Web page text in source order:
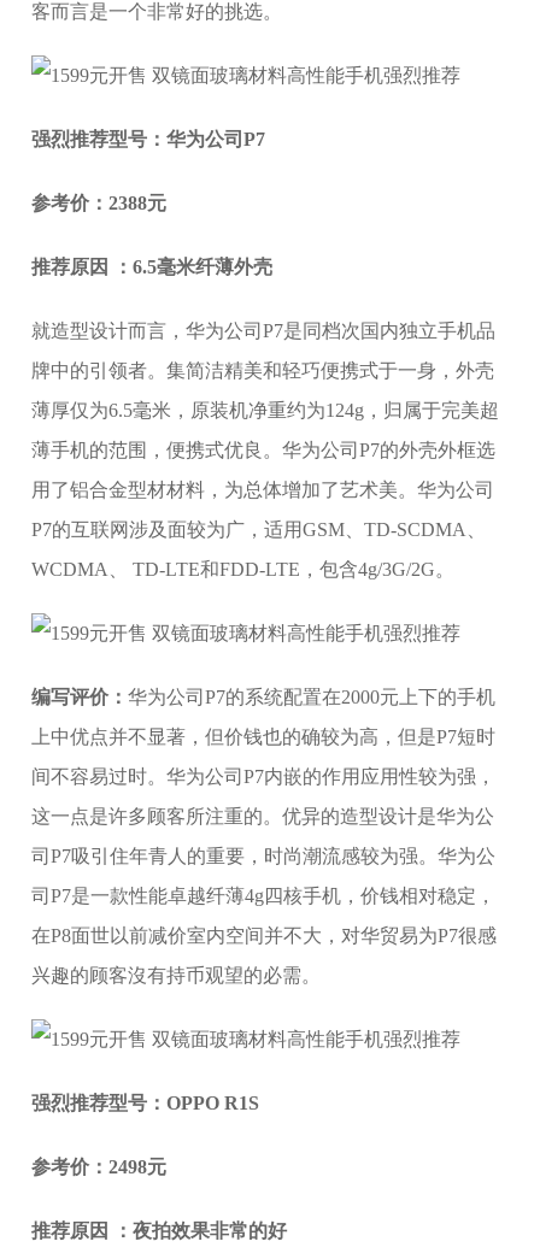
客而言是一个非常好的挑选。
强烈推荐型号：华为公司P7
参考价：2388元
推荐原因 ：6.5毫米纤薄外壳
就造型设计而言，华为公司P7是同档次国内独立手机品
牌中的引领者。集简洁精美和轻巧便携式于一身，外壳
薄厚仅为6.5毫米，原装机净重约为124g，归属于完美超
薄手机的范围，便携式优良。华为公司P7的外壳外框选
用了铝合金型材材料，为总体增加了艺术美。华为公司
P7的互联网涉及面较为广，适用GSM、TD-SCDMA、
WCDMA、 TD-LTE和FDD-LTE，包含4g/3G/2G。
编写评价：华为公司P7的系统配置在2000元上下的手机
上中优点并不显著，但价钱也的确较为高，但是P7短时
间不容易过时。华为公司P7内嵌的作用应用性较为强，
这一点是许多顾客所注重的。优异的造型设计是华为公
司P7吸引住年青人的重要，时尚潮流感较为强。华为公
司P7是一款性能卓越纤薄4g四核手机，价钱相对稳定，
在P8面世以前减价室内空间并不大，对华贸易为P7很感
兴趣的顾客沒有持币观望的必需。
强烈推荐型号：OPPO R1S
参考价：2498元
推荐原因 ：夜拍效果非常的好